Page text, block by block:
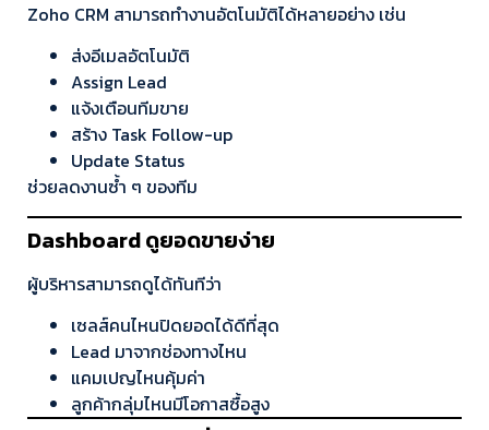
Zoho CRM สามารถทำงานอัตโนมัติได้หลายอย่าง เช่น
ส่งอีเมลอัตโนมัติ
Assign Lead
แจ้งเตือนทีมขาย
สร้าง Task Follow-up
Update Status
ช่วยลดงานซ้ำ ๆ ของทีม
Dashboard ดูยอดขายง่าย
ผู้บริหารสามารถดูได้ทันทีว่า
เซลส์คนไหนปิดยอดได้ดีที่สุด
Lead มาจากช่องทางไหน
แคมเปญไหนคุ้มค่า
ลูกค้ากลุ่มไหนมีโอกาสซื้อสูง